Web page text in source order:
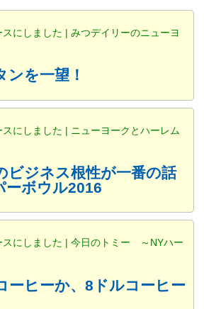
スにしました | みつデイリーのニューヨ
ンを一望！
スにしました | ニューヨークとハーレム
ビジネス根性が一番の話
ーボウル2016
スにしました | 今日のトミー ～NYハー
ーヒーか、8ドルコーヒー